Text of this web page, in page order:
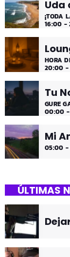
Uda
¡TODA
16:00 -
HORA
20:00
Tu
GURE
00:00
Mi
05:00 -
ÚLTIMAS